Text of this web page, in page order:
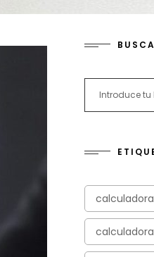
calculadora
calculadora